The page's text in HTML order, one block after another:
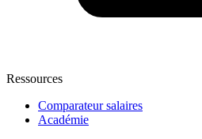
Ressources
Comparateur salaires
Académie